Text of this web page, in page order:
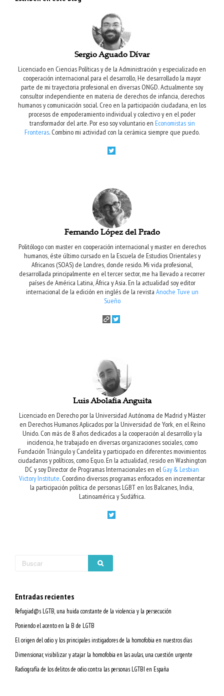
Sergio Aguado Dívar
Licenciado en Ciencias Políticas y de la Administración y especializado en
cooperación internacional para el desarrollo, He desarrollado la mayor
parte de mi trayectoria profesional en diversas ONGD. Actualmente soy
consultor independiente en materia de derechos de infancia, derechos
humanos y comunicación social. Creo en la participación ciudadana, en los
procesos de empoderamiento individual y colectivo y en el poder
transformador del arte. Por eso soy voluntario en Economistas sin
Fronteras. Combino mi actividad con la cerámica siempre que puedo.
Fernando López del Prado
Politólogo con master en cooperación internacional y master en derechos
humanos, éste último cursado en la Escuela de Estudios Orientales y
Africanos (SOAS) de Londres, donde resido. Mi vida profesional,
desarrollada principalmente en el tercer sector, me ha llevado a recorrer
países de América Latina, África y Asia. En la actualidad soy editor
internacional de la edición en inglés de la revista Anoche Tuve un
Sueño
Luis Abolafia Anguita
Licenciado en Derecho por la Universidad Autónoma de Madrid y Máster
en Derechos Humanos Aplicados por la Universidad de York, en el Reino
Unido. Con más de 8 años dedicados a la cooperación al desarrollo y la
incidencia, he trabajado en diversas organizaciones sociales, como
Fundación Triángulo y Candelita y participado en diferentes movimientos
ciudadanos y políticos, como Equo. En la actualidad, resido en Washington
DC y soy Director de Programas Internacionales en elGay & Lesbian
Victory Institute. Coordino diversos programas enfocados en incrementar
la participación política de personas LGBT en los Balcanes, India,
Latinoamérica y Sudáfrica.
Entradas recientes
Refugiad@s LGTB, una huida constante de la violencia y la persecución
Poniendo el acento en la B de LGTB
El origen del odio y los principales instigadores de la homofobia en nuestros días
Dimensionar, visibilizar y atajar la homofobia en las aulas, una cuestión urgente
Radiografía de los delitos de odio contra las personas LGTBI en España